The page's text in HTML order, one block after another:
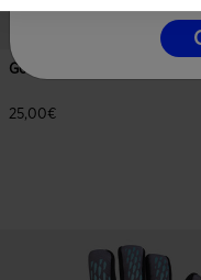
Gorra Paseo ACF Fiorentina
25,00€
5 sobre 5 de valoración de